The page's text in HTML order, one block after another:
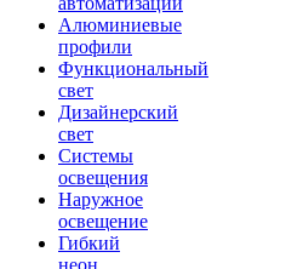
Алюминиевые
профили
Функциональный
свет
Дизайнерский
свет
Системы
освещения
Наружное
освещение
Гибкий
неон